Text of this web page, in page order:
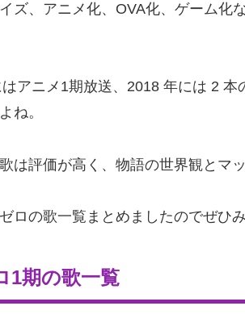
ズ、アニメ化、OVA化、ゲーム化
アニメ1期放送、2018 年には 2 本
ね。
は評価が高く、物語の世界観とマ
ロの歌一覧 まとめましたのでぜひ
1期の歌一覧